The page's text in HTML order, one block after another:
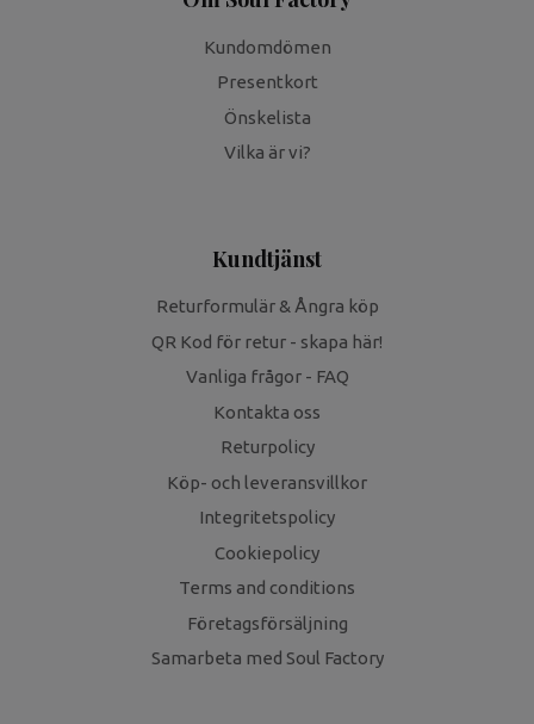
Kundomdömen
Presentkort
Önskelista
Vilka är vi?
Kundtjänst
Returformulär & Ångra köp
QR Kod för retur - skapa här!
Vanliga frågor - FAQ
Kontakta oss
Returpolicy
Köp- och leveransvillkor
Integritetspolicy
Cookiepolicy
Terms and conditions
Företagsförsäljning
Samarbeta med Soul Factory